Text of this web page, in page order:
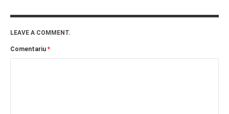
LEAVE A COMMENT.
Comentariu *